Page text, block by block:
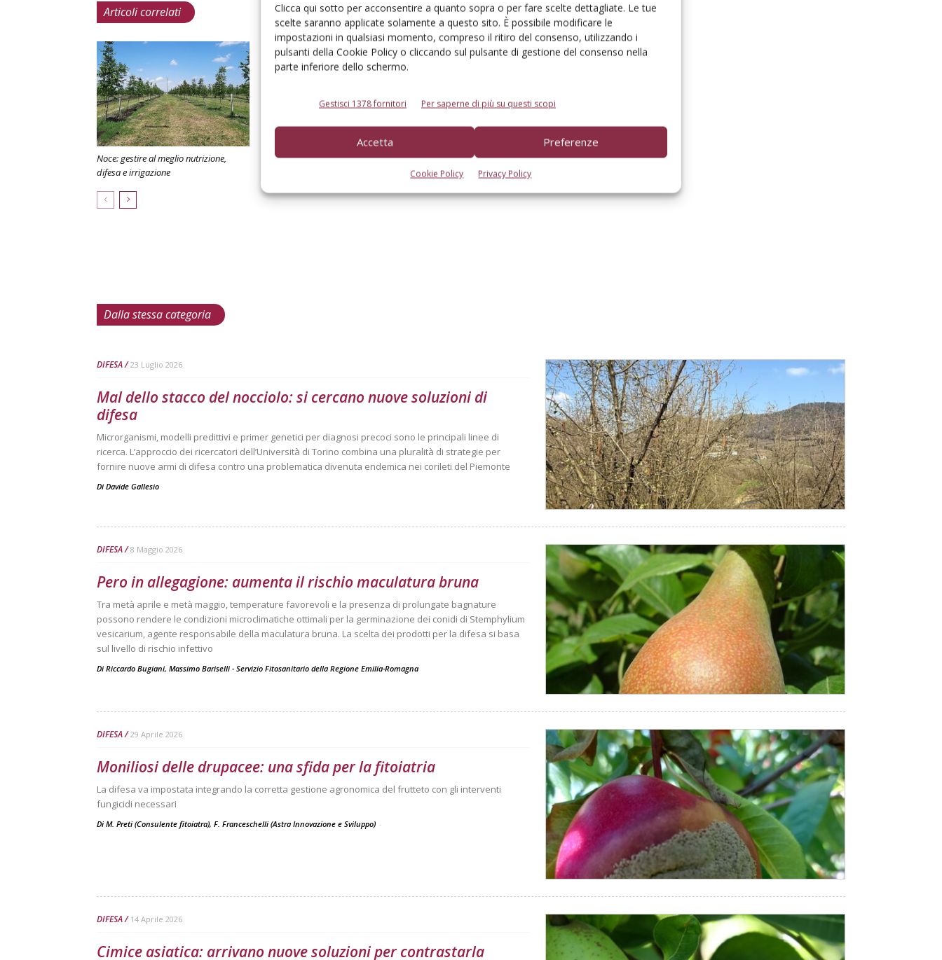
Clicca qui sotto per acconsentire a quanto sopra o per fare scelte dettagliate. Le tue
scelte saranno applicate solamente a questo sito. È possibile modificare le
impostazioni in qualsiasi momento, compreso il ritiro del consenso, utilizzando i
pulsanti della Cookie Policy o cliccando sul pulsante di gestione del consenso nella
parte inferiore dello schermo.
Gestisci 1378 fornitori Per saperne di più su questi scopi
Accetta Preferenze
Cookie Policy Privacy Policy
Articoli correlati
Noce: gestire al meglio nutrizione,
difesa e irrigazione
Noce: nuove linee guida per
Nocicoltura campana a un bivio
Dalla stessa categoria
DIFESA 23 Luglio 2026
Mal dello stacco del nocciolo: si cercano nuove soluzioni di
difesa
Microrganismi, modelli predittivi e primer genetici per diagnosi precoci sono le principali linee di
ricerca. L’approccio dei ricercatori dell’Università di Torino combina una pluralità di strategie per
fornire nuove armi di difesa contro una problematica divenuta endemica nei corileti del Piemonte
Di Davide Gallesio
DIFESA 8 Maggio 2026
Pero in allegagione: aumenta il rischio maculatura bruna
Tra metà aprile e metà maggio, temperature favorevoli e la presenza di prolungate bagnature
possono rendere le condizioni microclimatiche ottimali per la germinazione dei conidi di Stemphylium
vesicarium, agente responsabile della maculatura bruna. La scelta dei prodotti per la difesa si basa
sul livello di rischio infettivo
Di Riccardo Bugiani, Massimo Bariselli - Servizio Fitosanitario della Regione Emilia-Romagna
DIFESA 29 Aprile 2026
Moniliosi delle drupacee: una sfida per la fitoiatria
La difesa va impostata integrando la corretta gestione agronomica del frutteto con gli interventi
fungicidi necessari
Di M. Preti (Consulente fitoiatra), F. Franceschelli (Astra Innovazione e Sviluppo) -
DIFESA 14 Aprile 2026
Cimice asiatica: arrivano nuove soluzioni per contrastarla